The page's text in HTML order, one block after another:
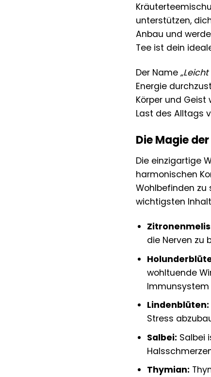
unterstützen,
Anbau und
Tee ist dein
Der Name
Energie
Körper und Geist
Last des Alltags
Die Magie
Die einzigartige
harmonischen
Wohlbefinden zu
wichtigsten
die Nerven zu
wohltuende
Immunsystem
Lindenblüten:
Stress
Salbei: Salbei
Thymian: